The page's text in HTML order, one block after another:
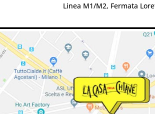
Linea M1/M2, Fermata